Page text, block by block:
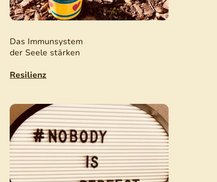
Das Immunsystem
der Seele stärken
Resilienz